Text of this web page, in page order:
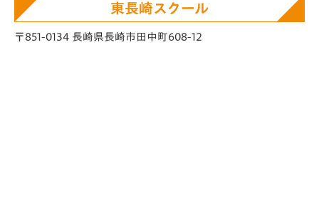
東長崎スクール
〒851-0134 長崎県長崎市田中町608-12